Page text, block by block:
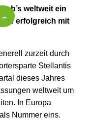
weltweit ein
erfolgreich mit
zurzeit durch
Stellantis
dieses Jahres
weltweit um
In Europa
Nummer eins.
→